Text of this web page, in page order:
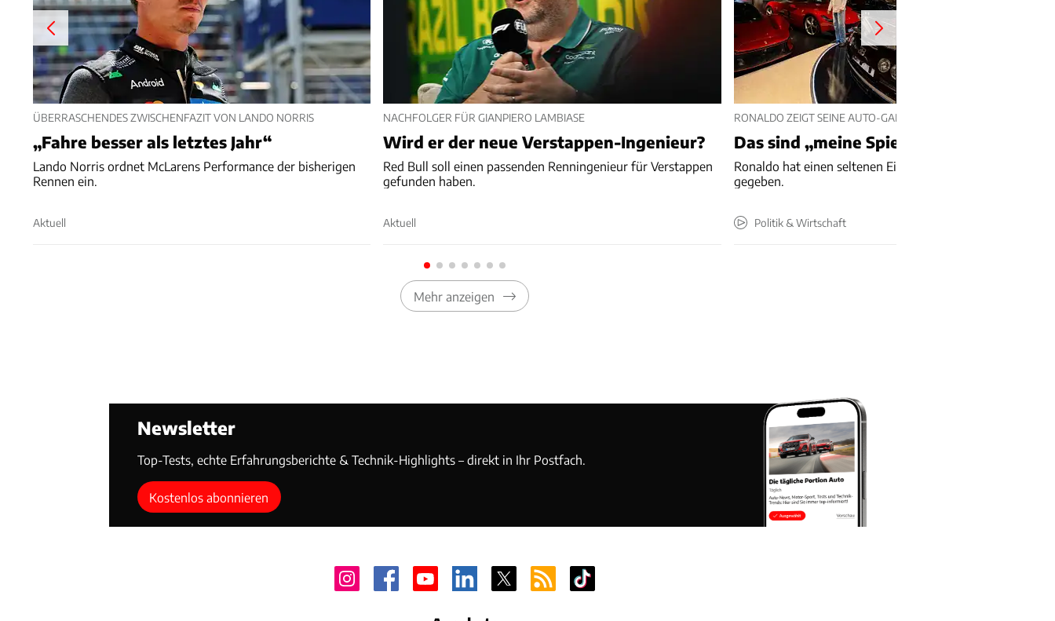
ÜBERRASCHENDES ZWISCHENFAZIT VON LANDO NORRIS
„Fahre besser als letztes Jahr“
Lando Norris ordnet McLarens Performance der bisherigen
Rennen ein.
Aktuell
NACHFOLGER FÜR GIANPIERO LAMBIASE
Wird er der neue Verstappen-Ingenieur?
Red Bull soll einen passenden Renningenieur für Verstappen
gefunden haben.
Aktuell
RONALDO ZEIGT SEINE AUTO-GARAGE
Das sind „meine Spielzeuge“
Ronaldo hat einen seltenen Einblick in seine
gegeben.
Politik & Wirtschaft
Mehr anzeigen
Newsletter
Top-Tests, echte Erfahrungsberichte & Technik-Highlights – direkt in Ihr Postfach.
Kostenlos abonnieren